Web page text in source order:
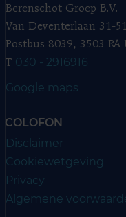
Berenschot Groep B.V.
Van Deventerlaan 31-
Postbus 8039, 3503
T 030 - 2916916
Google maps
COLOFON
Disclaimer
Cookiewetgeving
Privacy
Algemene